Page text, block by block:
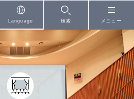
本文へ
Language 検索 メニュー